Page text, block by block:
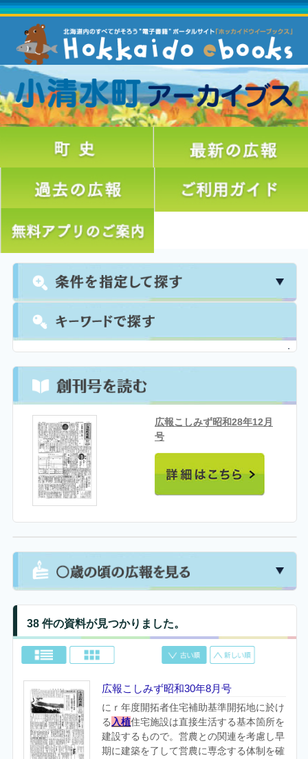
広報こしみず昭和28年12月
号
38 件の資料が見つかりました。
広報こしみず昭和30年8月号
にｒ年度開拓者住宅補助基準開拓地に於け
る 入植住宅施設は直接生活する基本箇所を
建設するもので。営農との関連を考慮し早
期に建築を了して営農に専念する体制を確